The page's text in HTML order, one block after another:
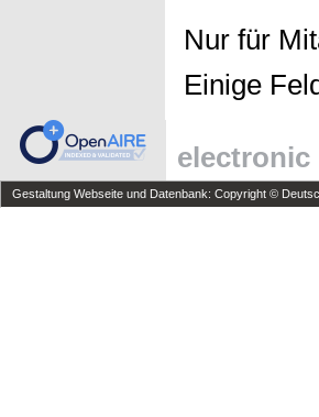
Nur für
Einige
Gestaltung Webseite und Datenbank: Copyright ©